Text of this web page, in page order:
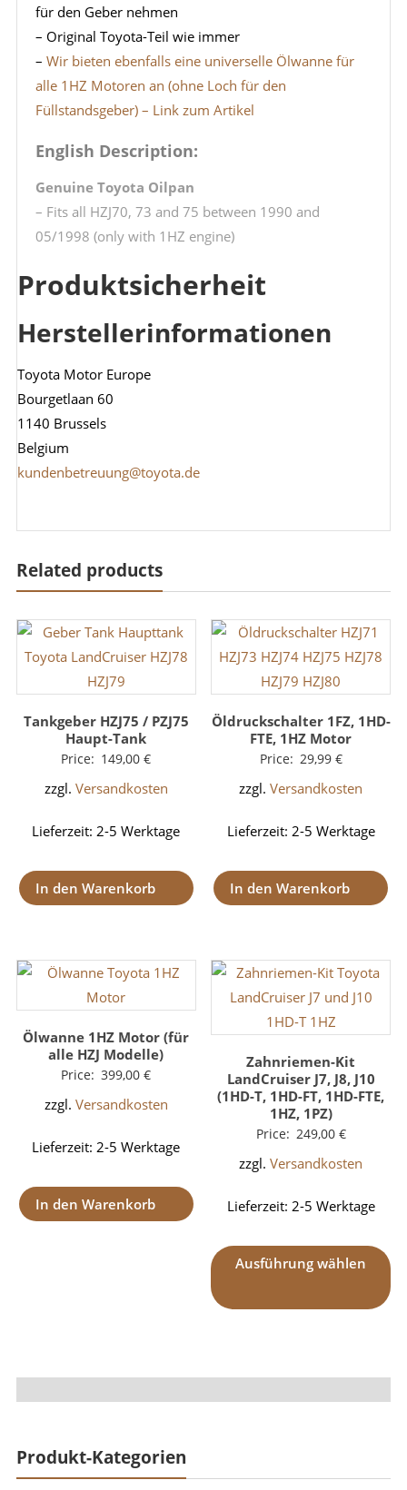
für den Geber nehmen
– Original Toyota-Teil wie immer
– Wir bieten ebenfalls eine universelle Ölwanne für
alle 1HZ Motoren an (ohne Loch für den
Füllstandsgeber) – Link zum Artikel
English Description:
Genuine Toyota Oilpan
– Fits all HZJ70, 73 and 75 between 1990 and
05/1998 (only with 1HZ engine)
Produktsicherheit
Herstellerinformationen
Toyota Motor Europe
Bourgetlaan 60
1140 Brussels
Belgium
kundenbetreuung@toyota.de
Related products
Tankgeber HZJ75 / PZJ75
Haupt-Tank
Price: 149,00€
zzgl. Versandkosten
Lieferzeit:2-5 Werktage
In den Warenkorb
Öldruckschalter 1FZ, 1HD-
FTE, 1HZ Motor
Price: 29,99 €
zzgl.Versandkosten
Lieferzeit: 2-5 Werktage
In den Warenkorb
Ölwanne 1HZ Motor (für
alle HZJ Modelle)
Price: 399,00€
zzgl. Versandkosten
Lieferzeit:2-5 Werktage
In den Warenkorb
Zahnriemen-Kit
LandCruiser J7, J8, J10
(1HD-T, 1HD-FT, 1HD-FTE,
1HZ, 1PZ)
Price: 249,00 €
zzgl.Versandkosten
Lieferzeit: 2-5 Werktage
Ausführung wählen
Produkt-Kategorien